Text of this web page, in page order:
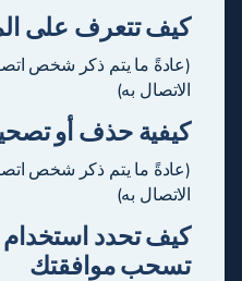
كيف تتعرف على
(عادةً ما يتم ذكر شخص
الاتصال به)
كيفية حذف أو
(عادةً ما يتم ذكر شخص
الاتصال به)
كيف تحدد استخدام
تسحب موافقتك